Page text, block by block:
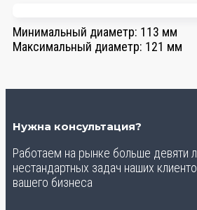
Минимальный диаметр: 113 мм
Максимальный диаметр: 121 мм
Нужна консультация?
Работаем на рынке больше девяти
нестандартных задач наших
вашего бизнеса